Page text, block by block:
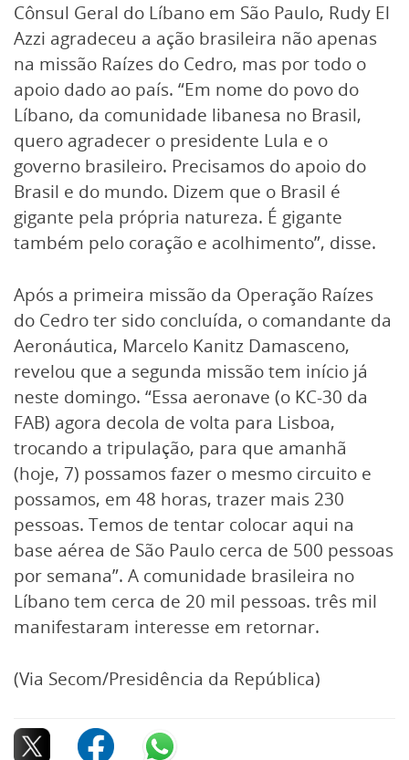
Cônsul Geral do Líbano em São Paulo, Rudy El
Azzi agradeceu a ação brasileira não apenas
na missão Raízes do Cedro, mas por todo o
apoio dado ao país. “Em nome do povo do
Líbano, da comunidade libanesa no Brasil,
quero agradecer o presidente Lula e o
governo brasileiro. Precisamos do apoio do
Brasil e do mundo. Dizem que o Brasil é
gigante pela própria natureza. É gigante
também pelo coração e acolhimento”, disse.
Após a primeira missão da Operação Raízes
do Cedro ter sido concluída, o comandante da
Aeronáutica, Marcelo Kanitz Damasceno,
revelou que a segunda missão tem início já
neste domingo. “Essa aeronave (o KC-30 da
FAB) agora decola de volta para Lisboa,
trocando a tripulação, para que amanhã
(hoje, 7) possamos fazer o mesmo circuito e
possamos, em 48 horas, trazer mais 230
pessoas. Temos de tentar colocar aqui na
base aérea de São Paulo cerca de 500 pessoas
por semana”. A comunidade brasileira no
Líbano tem cerca de 20 mil pessoas. três mil
manifestaram interesse em retornar.
(Via Secom/Presidência da República)